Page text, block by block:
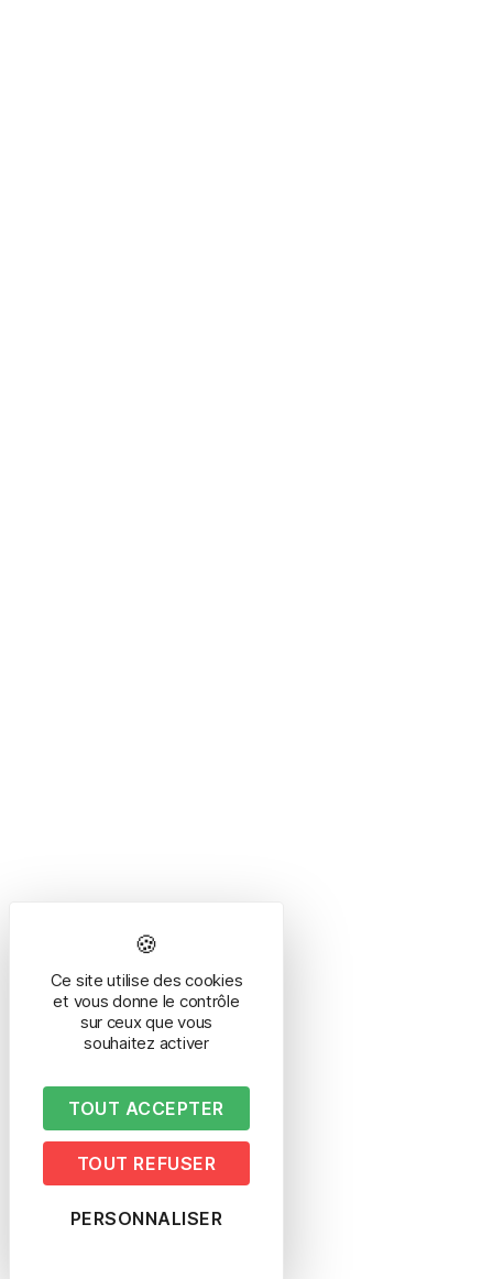
Ce site utilise des cookies
et vous donne le contrôle
sur ceux que vous
souhaitez activer
TOUT ACCEPTER
TOUT REFUSER
PERSONNALISER